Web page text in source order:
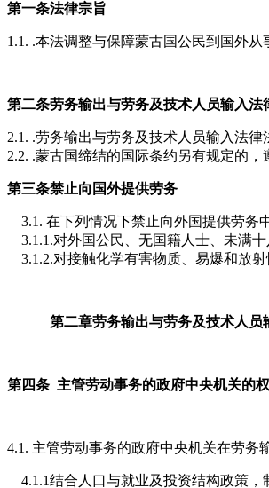
第一条法律宗旨
1.1. .本法调整与保障蒙古国公民到国外
第二条劳务输出与劳务及技术人员输入法
2.1. .劳务输出与劳务及技术人员输入法
2.2. .蒙古国缔结的国际条约另有规定的，
第三条禁止向国外提供劳务
3.1. 在下列情况下禁止向外国提供劳务
3.1.1.对外国公民、无国籍人士、未满十
3.1.2.对接触化学有害物质、易爆和放
第二章劳务输出与劳务及技术人员
第四条 主管劳动事务的政府中央机关的
4.1. 主管劳动事务的政府中央机关在劳务
4.1.1结合人口与就业及投资结构政策